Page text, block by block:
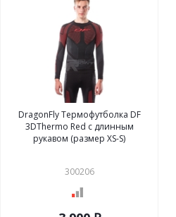
DragonFly Термофутболка DF
3DThermo Red с длинным
рукавом (размер XS-S)
300206